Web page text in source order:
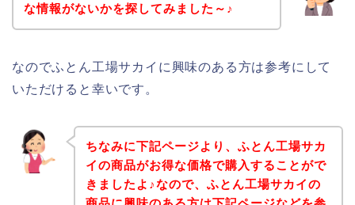
な情報がないかを探してみました～♪
なのでふとん工場サカイに興味のある方は参考にして
いただけると幸いです。
ちなみに下記ページより、ふとん工場サカ
イの商品がお得な価格で購入することがで
きましたよ♪なので、ふとん工場サカイの